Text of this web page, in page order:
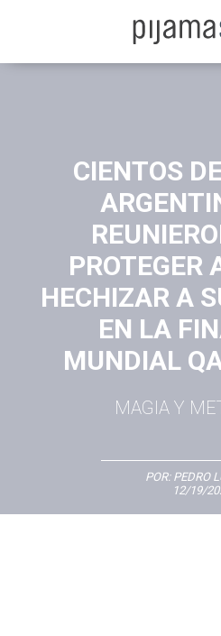
CIENTOS
PROTEGER
HECHIZAR A
EN LA
MUNDIAL
MAGIA Y
POR: PEDRO
12/19/